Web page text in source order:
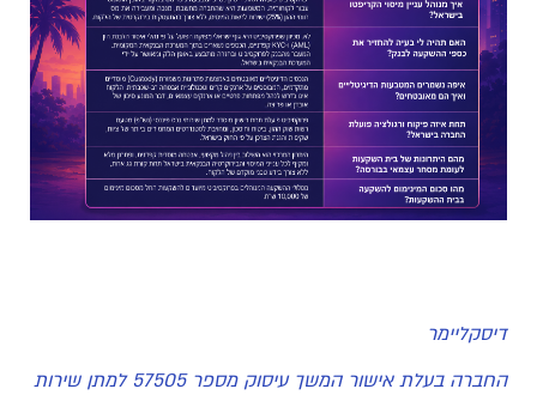
דיסקליימר
החברה בעלת אישור המשך עיסוק מספר 57505 למתן שירות